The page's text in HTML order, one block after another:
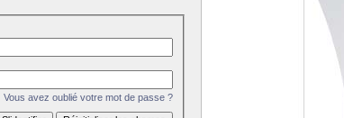
Vous avez oublié votre mot de passe ?